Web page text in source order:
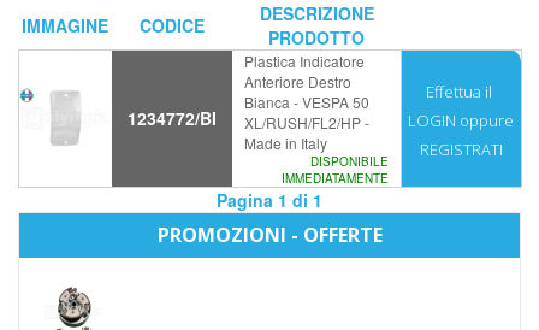
IMMAGINE CODICE
DESCRIZIONE
PRODOTTO
1234772/BI
Plastica Indicatore
Anteriore Destro
Bianca - VESPA 50
XL/RUSH/FL2/HP -
Made in Italy
DISPONIBILE
IMMEDIATAMENTE
Effettua il
LOGIN oppure
REGISTRATI
Pagina 1 di 1
PROMOZIONI - OFFERTE